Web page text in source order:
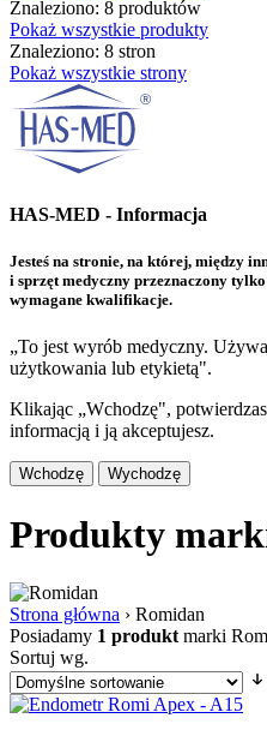
Znaleziono: 8 produktów
Pokaż wszystkie produkty
Znaleziono: 8 stron
Pokaż wszystkie strony
HAS-MED - Informacja
Jesteś na stronie, na której, między
i sprzęt medyczny przeznaczony
wymagane kwalifikacje.
„To jest wyrób medyczny.
użytkowania lub etykietą".
Klikając „Wchodzę",
informacją i ją akceptujesz.
Wchodzę Wychodzę
Produkty
Strona główna › Romidan
Posiadamy 1 produkt marki
Sortuj wg.